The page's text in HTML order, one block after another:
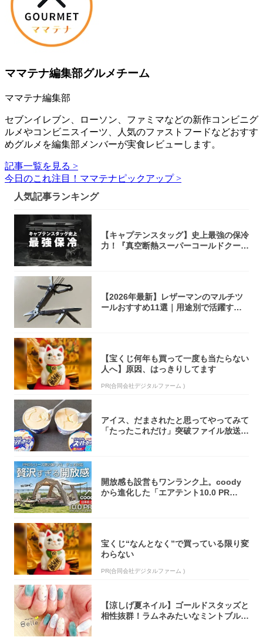
ママテナ編集部グルメチーム
ママテナ編集部
セブンイレブン、ローソン、ファミマなどの新作コンビニグ
ルメやコンビニスイーツ、人気のファストフードなどおすす
めグルメを編集部メンバーが実食レビューします。
記事一覧を見る >
今日のこれ注目！ママテナピックアップ >
人気記事ランキング
【キャプテンスタッグ】史上最強の保冷
力！『真空断熱スーパーコールドクーラ
【2026年最新】レザーマンのマルチツ
ールおすすめ11選｜用途別で活躍する
【宝くじ何年も買って一度も当たらない
人へ】原因、はっきりしてます
PR(合同会社デジタルファーム )
アイス、だまされたと思ってやってみて
「たったこれだけ」突破ファイル放送で
開放感も設営もワンランク上。coody
から進化した「エアテント10.0 PR
宝くじ“なんとなく”で買っている限り変
わらない
PR(合同会社デジタルファーム )
【涼しげ夏ネイル】ゴールドスタッズと
相性抜群！ラムネみたいなミントブルー